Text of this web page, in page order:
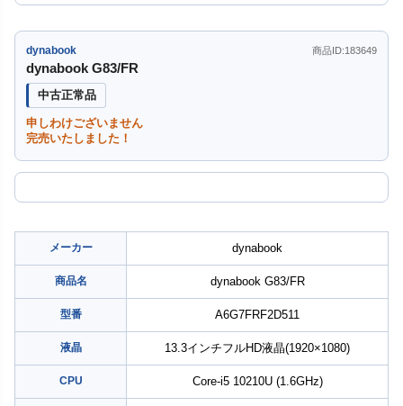
dynabook 商品ID:183649
dynabook G83/FR
中古正常品
申しわけございません
完売いたしました！
メーカー dynabook
商品名 dynabook G83/FR
型番 A6G7FRF2D511
液晶 13.3インチフルHD液晶(1920×1080)
CPU Core-i5 10210U (1.6GHz)